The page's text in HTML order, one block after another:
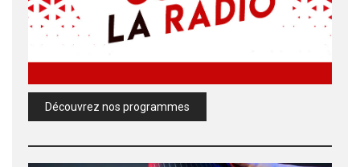
Découvrez nos programmes